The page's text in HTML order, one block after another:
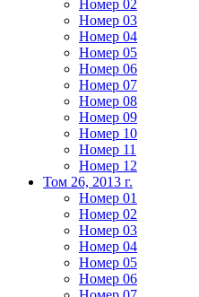
Номер 02
Номер 03
Номер 04
Номер 05
Номер 06
Номер 07
Номер 08
Номер 09
Номер 10
Номер 11
Номер 12
Том 26, 2013 г.
Номер 01
Номер 02
Номер 03
Номер 04
Номер 05
Номер 06